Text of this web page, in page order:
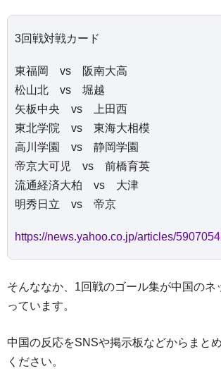
3回戦対戦カード
東福岡 vs 阪南大高
松山北 vs 堀越
矢板中央 vs 上田西
東北学院 vs 東海大相模
高川学園 vs 静岡学園
帝京大可児 vs 前橋育英
流通経済大柏 vs 大津
明秀日立 vs 帝京
そんななか、1回戦のゴール集が中国のネ
っています。
中国の反応をSNSや掲示板などからまと
ください。